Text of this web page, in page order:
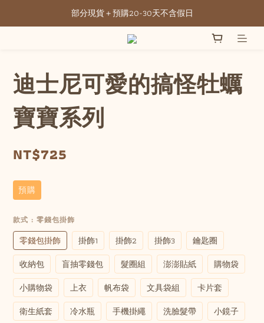
全館滿NT3500元免運
部分現貨＋預購20-30天不含假日
全館滿NT3500元免運
迪士尼可愛的搞怪牡蠣
寶寶系列
NT$725
預購
款式 : 零錢包掛飾
零錢包掛飾 掛飾1 掛飾2 掛飾3
鑰匙圈
收納包
盲抽零錢包 髮圈組 澎澎貼紙
購物袋
小購物袋
上衣 帆布袋 文具袋組
卡片套
衛生紙套
冷水瓶 手機掛繩 洗臉髮帶
小鏡子